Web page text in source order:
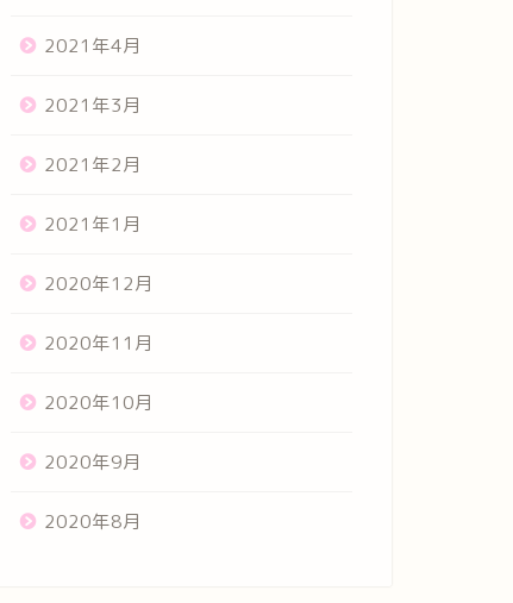
2021年4月
2021年3月
2021年2月
2021年1月
2020年12月
2020年11月
2020年10月
2020年9月
2020年8月